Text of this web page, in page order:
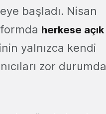
başladı. Nisan
herkese açık
yalnızca kendi
zor durumda